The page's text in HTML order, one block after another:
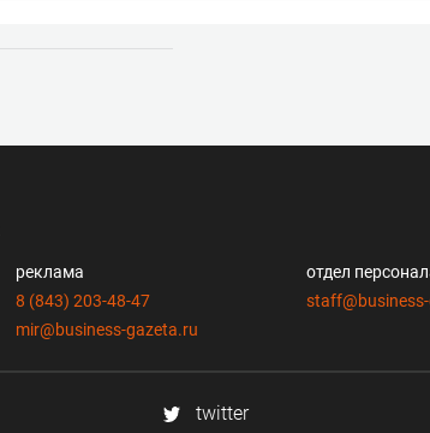
реклама
8 (843) 203-48-47
mir@business-gazeta.ru
отдел
twitter